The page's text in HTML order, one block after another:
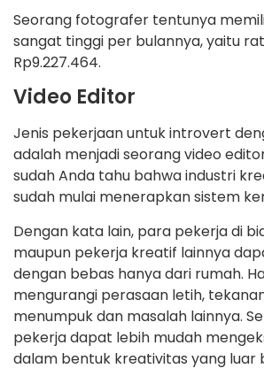
Seorang fotografer tentunya
sangat tinggi per bulannya, yaitu
Rp9.227.464.
Video Editor
Jenis pekerjaan untuk introvert
adalah menjadi seorang video
sudah Anda tahu bahwa industri
sudah mulai menerapkan sistem
Dengan kata lain, para pekerja di
maupun pekerja kreatif lainnya
dengan bebas hanya dari rumah.
mengurangi perasaan letih,
menumpuk dan masalah lainnya.
pekerja dapat lebih mudah
dalam bentuk kreativitas yang luar